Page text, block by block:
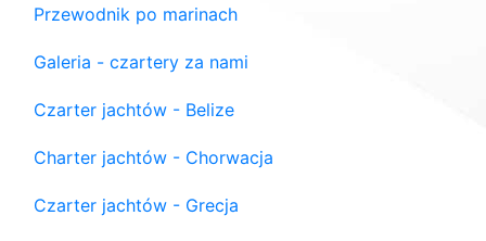
Przewodnik po marinach
Galeria - czartery za nami
Czarter jachtów - Belize
Charter jachtów - Chorwacja
Czarter jachtów - Grecja